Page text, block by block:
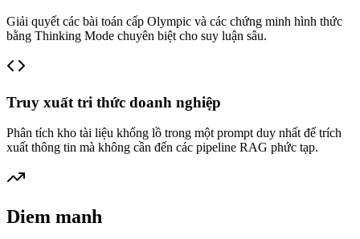
Giải quyết các bài toán cấp Olympic và các chứng minh hình thức
bằng Thinking Mode chuyên biệt cho suy luận sâu.
Truy xuất tri thức doanh nghiệp
Phân tích kho tài liệu khổng lồ trong một prompt duy nhất để trích
xuất thông tin mà không cần đến các pipeline RAG phức tạp.
Diem manh